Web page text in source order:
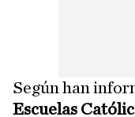
Según han
Escuelas